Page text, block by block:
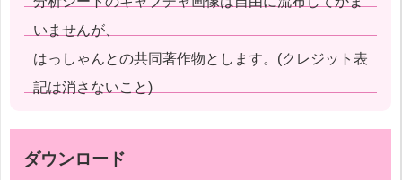
いませんが、
はっしゃんとの共同著作物とします。(クレジット表
記は消さないこと)
ダウンロード